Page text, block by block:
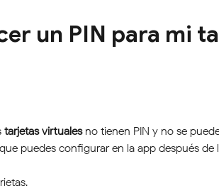
un PIN para mi
tarjetas virtuales no tienen PIN y no se
puedes configurar en la app después de